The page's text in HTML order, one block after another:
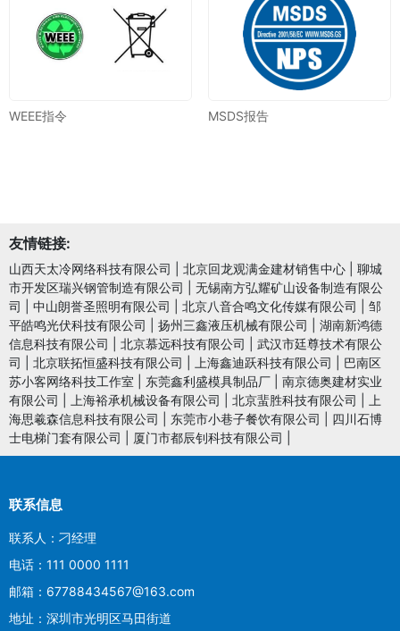
WEEE指令 MSDS报告
友情链接:
山西天太冷网络科技有限公司 北京回龙观满金建材销售中心
聊城
市开发区瑞兴钢管制造有限公司
无锡南方弘耀矿山设备制造有限公
司
中山朗誉圣照明有限公司 北京八音合鸣文化传媒有限公司
邹
平皓鸣光伏科技有限公司
扬州三鑫液压机械有限公司
湖南新鸿德
信息科技有限公司
北京慕远科技有限公司
武汉市廷尊技术有限公
司
北京联拓恒盛科技有限公司 上海鑫迪跃科技有限公司
巴南区
苏小客网络科技工作室
东莞鑫利盛模具制品厂
南京德奥建材实业
有限公司
上海裕承机械设备有限公司 北京蜚胜科技有限公司
上
海思羲森信息科技有限公司
东莞市小巷子餐饮有限公司
四川石博
士电梯门套有限公司
厦门市都辰钊科技有限公司
联系信息
联系人：刁经理
电话：111 0000 1111
邮箱：67788434567@163.com
地址：深圳市光明区马田街道